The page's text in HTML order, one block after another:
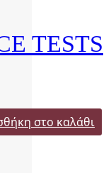
TESTS
στο καλάθι